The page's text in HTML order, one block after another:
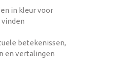
in kleur voor
betekenissen,
en vertalingen